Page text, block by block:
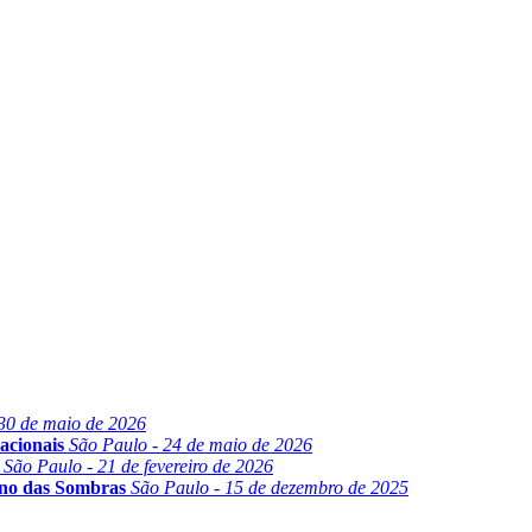
de maio de 2026
São Paulo - 24 de maio de 2026
São Paulo - 21 de fevereiro de 2026
das Sombras São Paulo - 15 de dezembro de 2025